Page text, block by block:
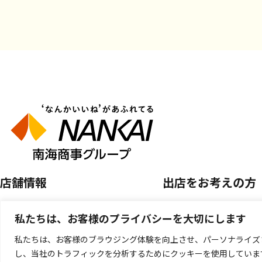
私たちは、お客様のプライバシーを大切にします
私たちは、お客様のブラウジング体験を向上させ、パーソナライ
し、当社のトラフィックを分析するためにクッキーを使用してい
店舗情報
店舗を探す
開催中のPOP UP SHOP
出店をお考えの方
空き区画のご案内
催事店舗出店のご案
キッチンカー出店の